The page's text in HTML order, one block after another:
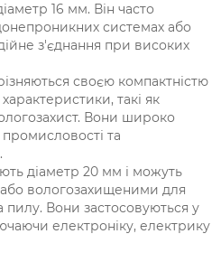
16 мм. Він часто
системах або
з'єднання при високих
своєю компактністю
такі як
Вони широко
та
діаметр 20 мм і можуть
вологозахищеними для
пилу. Вони застосовуються у
електроніку, електрику